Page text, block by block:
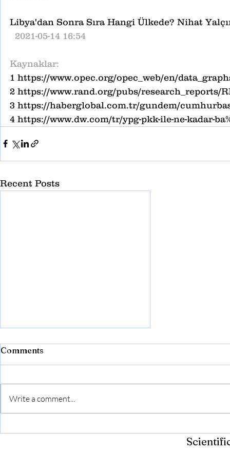
Libya'dan Sonra Sıra Hangi Ülkede? Nihat
  2021-05-14 16:54
Kaynaklar:
1 https://www.opec.org/opec_web/en/
2 https://www.rand.org/pubs/research_reports/
3 https://haberglobal.com.tr/gundem/
4 https://www.dw.com/tr/ypg-pkk-ile-ne-kadar-
Recent Posts
Comments
Write a comment...